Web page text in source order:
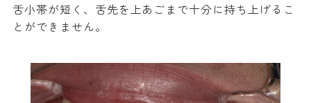
舌小帯が短く、舌先を上あごまで十分に持ち上げるこ
とができません。